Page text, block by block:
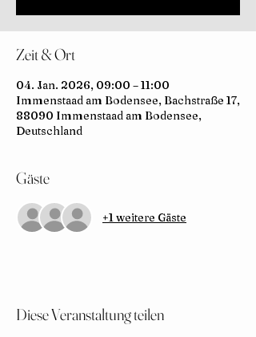
Zeit & Ort
04. Jan. 2026, 09:00 – 11:00
Immenstaad am Bodensee, Bachstraße 17,
88090 Immenstaad am Bodensee,
Deutschland
Gäste
+1 weitere Gäste
Diese Veranstaltung teilen